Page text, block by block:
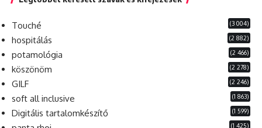
Touché (3 004)
hospitálás (2 882)
potamológia (2 466)
köszönöm (2 278)
GILF (2 246)
soft all inclusive (1 863)
Digitális tartalomkészítő (1 599)
(1 425)